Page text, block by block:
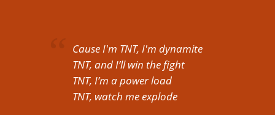
Cause I'm TNT, I'm dynamite
TNT, and I’ll win the fight
TNT, I’m a power load
TNT, watch me explode